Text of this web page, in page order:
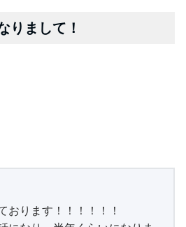
りまして！
おります！！！！！！